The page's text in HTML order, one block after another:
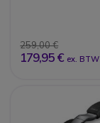
259,00 €
179,95 € ex. BTW